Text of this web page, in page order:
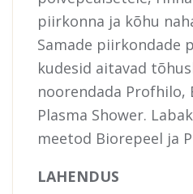
piirkonna ja kõhu
Samade piirkondade
kudesid aitavad
noorendada Profhilo,
Plasma Shower.
meetod Biorepeel ja
LAHENDUS